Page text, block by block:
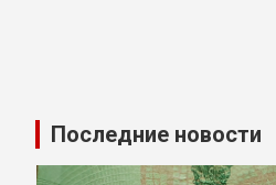
Последние новости